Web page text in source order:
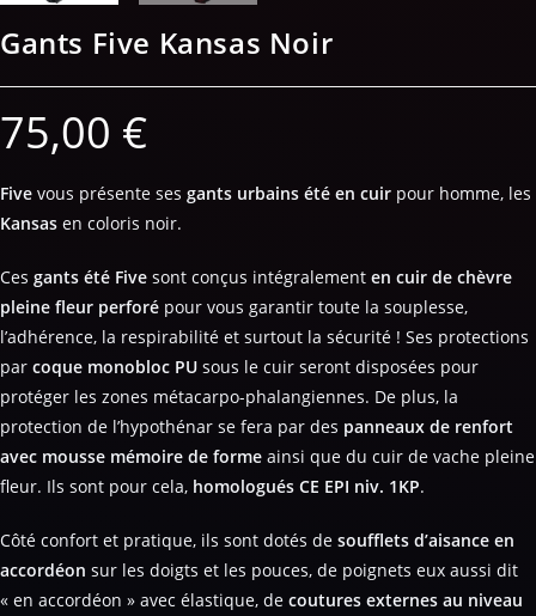
Gants Five Kansas Noir
75,00 €
Five vous présente ses gants urbains été en cuir pour homme, les
Kansas en coloris noir.
Ces gants été Five sont conçus intégralement en cuir de chèvre
pleine fleur perforé pour vous garantir toute la souplesse,
l’adhérence, la respirabilité et surtout la sécurité ! Ses protections
par coque monobloc PU sous le cuir seront disposées pour
protéger les zones métacarpo-phalangiennes. De plus, la
protection de l’hypothénar se fera par des panneaux de renfort
avec mousse mémoire de forme ainsi que du cuir de vache pleine
fleur. Ils sont pour cela, homologués CE EPI niv. 1KP.
Côté confort et pratique, ils sont dotés de soufflets d’aisance en
accordéon sur les doigts et les pouces, de poignets eux aussi dit
« en accordéon » avec élastique, de coutures externes au niveau